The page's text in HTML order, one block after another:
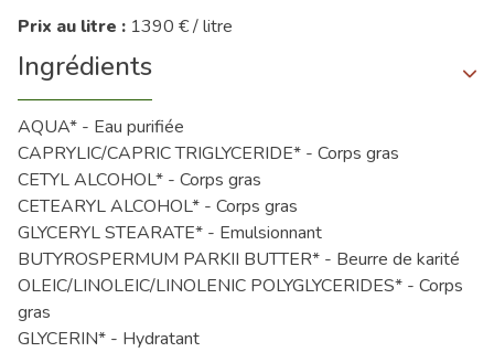
Prix au litre : 1390 € / litre
Ingrédients
AQUA* - Eau purifiée
CAPRYLIC/CAPRIC TRIGLYCERIDE* - Corps gras
CETYL ALCOHOL* - Corps gras
CETEARYL ALCOHOL* - Corps gras
GLYCERYL STEARATE* - Emulsionnant
BUTYROSPERMUM PARKII BUTTER* - Beurre de karité
OLEIC/LINOLEIC/LINOLENIC POLYGLYCERIDES* - Corps
gras
GLYCERIN* - Hydratant